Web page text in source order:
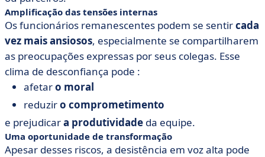
Amplificação das tensões internas
Os funcionários remanescentes podem se sentircada
vez mais ansiosos, especialmente se compartilharem
as preocupações expressas por seus colegas. Esse
clima de desconfiança pode :
afetaro moral
reduziro comprometimento
e prejudicara produtividade da equipe.
Uma oportunidade de transformação
Apesar desses riscos, a desistência em voz alta pode